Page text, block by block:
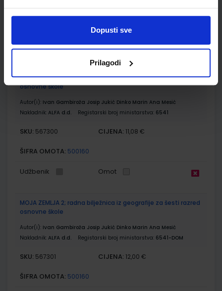
Dopusti sve
Prilagodi
SKU:567293 CIJENA:12,00 €
Udžbenik Omot
MOJA ZEMLJA 2; udžbenik iz geografije za šesti razred
osnovne škole
Autor(i): Ivan Gambiroža Josip Jukić Dinko Marin Ana Mesić
Nakladnik: ALFA d.d. Registarski broj ministarstva: 6541
SKU: 567300 CIJENA: 11,08 €
ŠIFRA OMOTA: 500160
Udžbenik Omot
MOJA ZEMLJA 2; radna bilježnica iz geografije za šesti razred
osnovne škole
Autor(i): Ivan Gambiroža Josip Jukić Dinko Marin Ana Mesić
Nakladnik: ALFA d.d. Registarski broj ministarstva: 6541-DOM
SKU: 567301 CIJENA: 12,00 €
ŠIFRA OMOTA: 500160